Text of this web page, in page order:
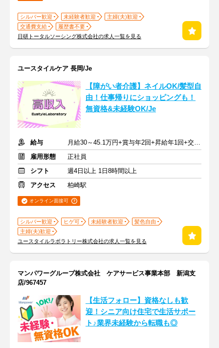
シルバー歓迎 未経験者歓迎
主婦(夫)歓迎
交通費支給
履歴書不要
日研トータルソーシング株式会社の求人一覧を見る
ユースタイルケア 長岡/Je
【障がい者介護】ネイルOK/髪型自
由！仕事帰りにショッピングも！
無資格&未経験OK/Je
給与
月給30～45.1万円+賞与年2回+昇給年1回+交通費全額
雇用形態
正社員
シフト
週4日以上 1日8時間以上
アクセス
柏崎駅
オンライン面接可
シルバー歓迎 ヒゲ可 未経験者歓迎
髪色自由
主婦(夫)歓迎
ユースタイルラボラトリー株式会社の求人一覧を見る
マンパワーグループ株式会社 ケアサービス事業本部 新潟支
店/967457
【生活フォロー】資格なしも歓
迎！シニア向け住宅で生活サポー
ト♪業界未経験から転職も◎